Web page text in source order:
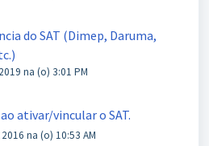
do SAT (Dimep, Daruma,
na (o) 3:01 PM
ativar/vincular o SAT.
na (o) 10:53 AM